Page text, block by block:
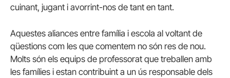
cuinant, jugant i avorrint-nos de tant en tant.
Aquestes aliances entre família i escola al voltant de
qüestions com les que comentem no són res de nou.
Molts són els equips de professorat que treballen amb
les famílies i estan contribuint a un ús responsable dels